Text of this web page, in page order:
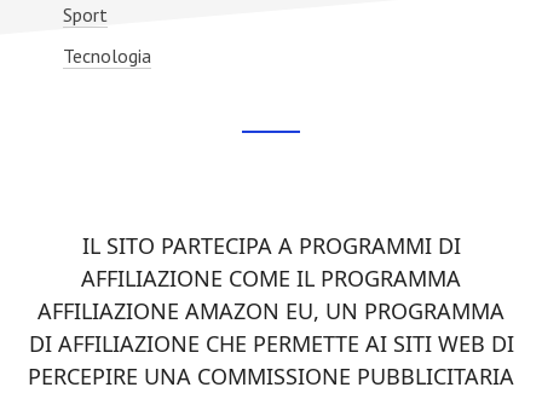
Sport
Tecnologia
IL SITO PARTECIPA A PROGRAMMI DI
AFFILIAZIONE COME IL PROGRAMMA
AFFILIAZIONE AMAZON EU, UN PROGRAMMA
DI AFFILIAZIONE CHE PERMETTE AI SITI WEB DI
PERCEPIRE UNA COMMISSIONE PUBBLICITARIA